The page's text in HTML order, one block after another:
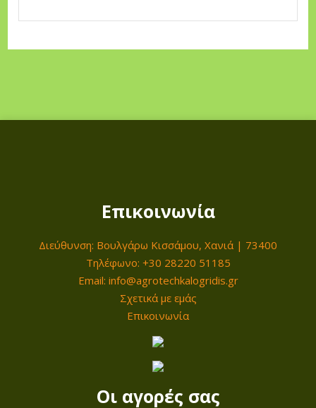
Επικοινωνία
Διεύθυνση: Βουλγάρω Κισσάμου, Χανιά | 73400
Τηλέφωνο: +30 28220 51185
Email: info@agrotechkalogridis.gr
Σχετικά με εμάς
Επικοινωνία
Οι αγορές σας